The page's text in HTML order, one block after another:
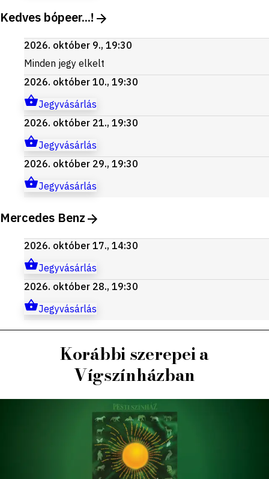
Kedves bópeer...!
2026. október 9., 19:30
Minden jegy elkelt
2026. október 10., 19:30
Jegyvásárlás
2026. október 21., 19:30
Jegyvásárlás
2026. október 29., 19:30
Jegyvásárlás
Mercedes Benz
2026. október 17., 14:30
Jegyvásárlás
2026. október 28., 19:30
Jegyvásárlás
Korábbi szerepei a
Vígszínházban